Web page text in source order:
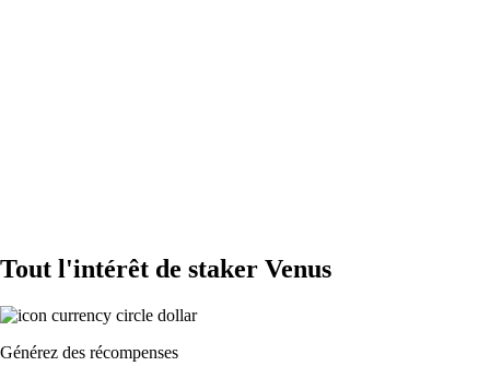
Tout l'intérêt de staker Venus
Générez des récompenses